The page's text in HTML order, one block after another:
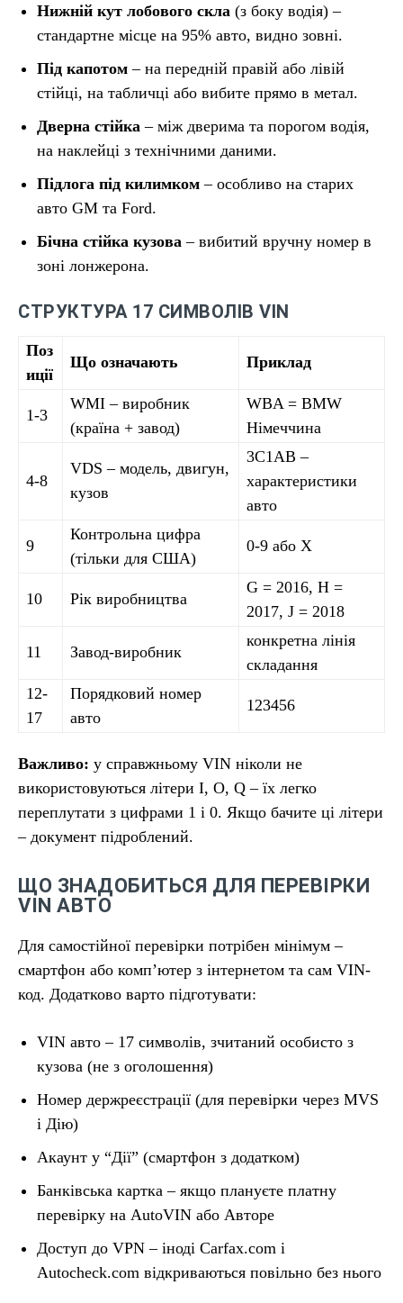
Нижній кут лобового скла (з боку водія) –
стандартне місце на 95% авто, видно зовні.
Під капотом – на передній правій або лівій
стійці, на табличці або вибите прямо в метал.
Дверна стійка – між дверима та порогом водія,
на наклейці з технічними даними.
Підлога під килимком – особливо на старих
авто GM та Ford.
Бічна стійка кузова – вибитий вручну номер в
зоні лонжерона.
СТРУКТУРА 17 СИМВОЛІВ VIN
Поз
иції
Що означають Приклад
1-3
WMI – виробник
(країна + завод)
WBA = BMW
Німеччина
4-8
VDS – модель, двигун,
кузов
3C1AB –
характеристики
авто
9
Контрольна цифра
(тільки для США)
0-9 або X
10 Рік виробництва
G = 2016, H =
2017, J = 2018
11 Завод-виробник
конкретна лінія
складання
12-
17
Порядковий номер
авто
123456
Важливо: у справжньому VIN ніколи не
використовуються літери I, O, Q – їх легко
переплутати з цифрами 1 і 0. Якщо бачите ці літери
– документ підроблений.
ЩО ЗНАДОБИТЬСЯ ДЛЯ ПЕРЕВІРКИ
VIN АВТО
Для самостійної перевірки потрібен мінімум –
смартфон або комп’ютер з інтернетом та сам VIN-
код. Додатково варто підготувати:
VIN авто – 17 символів, зчитаний особисто з
кузова (не з оголошення)
Номер держреєстрації (для перевірки через MVS
і Дію)
Акаунт у “Дії” (смартфон з додатком)
Банківська картка – якщо плануєте платну
перевірку на AutoVIN або Авторе
Доступ до VPN – іноді Carfax.com і
Autocheck.com відкриваються повільно без нього